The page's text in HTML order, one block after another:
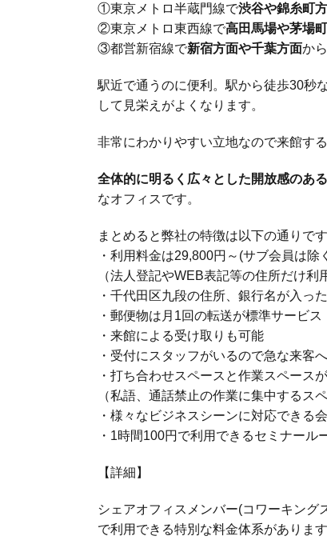
①東京メトロ半蔵門線で渋谷や錦糸町
②東京メトロ東西線で高田馬場や茅場
③都営新宿線で新宿方面や千葉方面か
駅近で通うのに便利。駅から徒歩30秒
して見栄えがよくなります。
非常にわかりやすい立地なので来館す
全体的に明るく広々とした開放感のあ
なオフィスです。
まとめると弊社の特徴は以下の通りです
・利用料金は29,800円～(サブ会員は除
（法人登記やWEB表記等の住所だけ利
・千代田区九段の住所、銀行名が入っ
・郵便物は月1回の転送が標準サービス
・来館による受け取りも可能
・受付にスタッフがいるので急な来客
・打ち合わせスペースと作業スペース
（私語、通話禁止の作業に集中するス
・様々なビジネスシーンに対応できる
・1時間100円で利用できるセミナール
【詳細】
シェアオフィスメンバー(コワーキン
で利用できる特別な料金体系があります